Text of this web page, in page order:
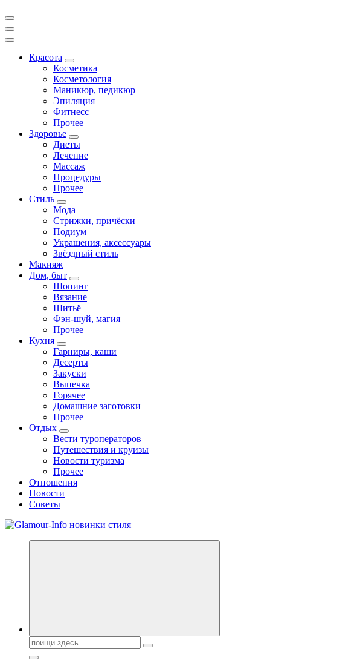
Красота
Косметика
Косметология
Маникюр, педикюр
Эпиляция
Фитнесс
Прочее
Здоровье
Диеты
Лечение
Массаж
Процедуры
Прочее
Стиль
Мода
Стрижки, причёски
Подиум
Украшения, аксессуары
Звёздный стиль
Макияж
Дом, быт
Шопинг
Вязание
Шитьё
Фэн-шуй, магия
Прочее
Кухня
Гарниры, каши
Десерты
Закуски
Выпечка
Горячее
Домашние заготовки
Прочее
Отдых
Вести туроператоров
Путешествия и круизы
Новости туризма
Прочее
Отношения
Новости
Советы
Секреты молодости, красоты и долголетия. Гламурный журнал Всё для женщин
Поиск: